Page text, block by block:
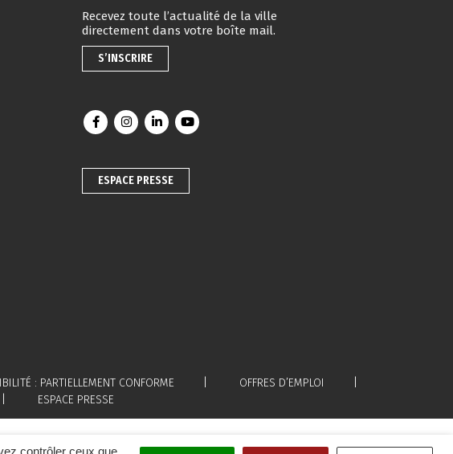
contrôler ceux que
Recevez toute l’actualité de la ville
directement dans votre boîte mail.
S’INSCRIRE
Lien vers le compte Facebook
Lien vers le compte Instagram
Lien vers le compte Linkedin
Lien vers la chaîne Youtube
ESPACE PRESSE
: PARTIELLEMENT CONFORME
OFFRES D’EMPLOI
ESPACE PRESSE